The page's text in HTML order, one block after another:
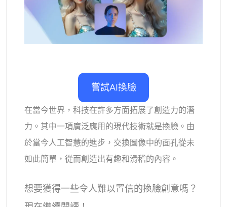
支援的人工智慧模型
Seedance 2.0 Kling 2.6 Motion Control
Sora 2.0 Kling 2.6 Pro Kling 2.1 Master
浮水印去除器
背景去除劑
AI擴展器
人工智慧替換器
嘗試AI換臉
在當今世界，科技在許多方面拓展了創造力的潛
力。其中一項廣泛應用的現代技術就是換臉。由
於當今人工智慧的進步，交換圖像中的面孔從未
如此簡單，從而創造出有趣和滑稽的內容。
想要獲得一些令人難以置信的換臉創意嗎？